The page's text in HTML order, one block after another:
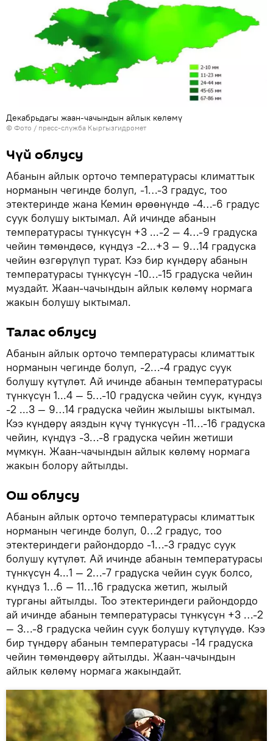
Декабрьдагы жаан-чачындын айлык көлөмү
© Фото / пресс-служба Кыргызгидромет
Чүй облусу
Абанын айлык орточо температурасы климаттык
норманын чегинде болуп, -1…-3 градус, тоо
этектеринде жана Кемин өрөөнүндө -4…-6 градус
суук болушу ыктымал. Ай ичинде абанын
температурасы түнкүсүн +3 ...-2 — 4…-9 градуска
чейин төмөндөсө, күндүз -2...+3 — 9…14 градуска
чейин өзгөрүлүп турат. Кээ бир күндөрү абанын
температурасы түнкүсүн -10…-15 градуска чейин
муздайт. Жаан-чачындын айлык көлөмү нормага
жакын болушу ыктымал.
Талас облусу
Абанын айлык орточо температурасы климаттык
норманын чегинде болуп, -2…-4 градус суук
болушу күтүлөт. Ай ичинде абанын температурасы
түнкүсүн 1...4 — 5…-10 градуска чейин суук, күндүз
-2 ...3 — 9…14 градуска чейин жылышы ыктымал.
Кээ күндөрү аяздын күчү түнкүсүн -11…-16 градуска
чейин, күндүз -3…-8 градуска чейин жетиши
мүмкүн. Жаан-чачындын айлык көлөмү нормага
жакын болору айтылды.
Ош облусу
Абанын айлык орточо температурасы климаттык
норманын чегинде болуп, 0…2 градус, тоо
этектериндеги райондордо -1…-3 градус суук
болушу күтүлөт. Ай ичинде абанын температурасы
түнкүсүн 4...1 — 2…-7 градуска чейин суук болсо,
күндүз 1…6 — 11…16 градуска жетип, жылый
турганы айтылды. Тоо этектериндеги райондордо
ай ичинде абанын температурасы түнкүсүн +3 …-2
— 3…-8 градуска чейин суук болушу күтүлүүдө. Кээ
бир түндөрү абанын температурасы -14 градуска
чейин төмөндөөрү айтылды. Жаан-чачындын
айлык көлөмү нормага жакындайт.